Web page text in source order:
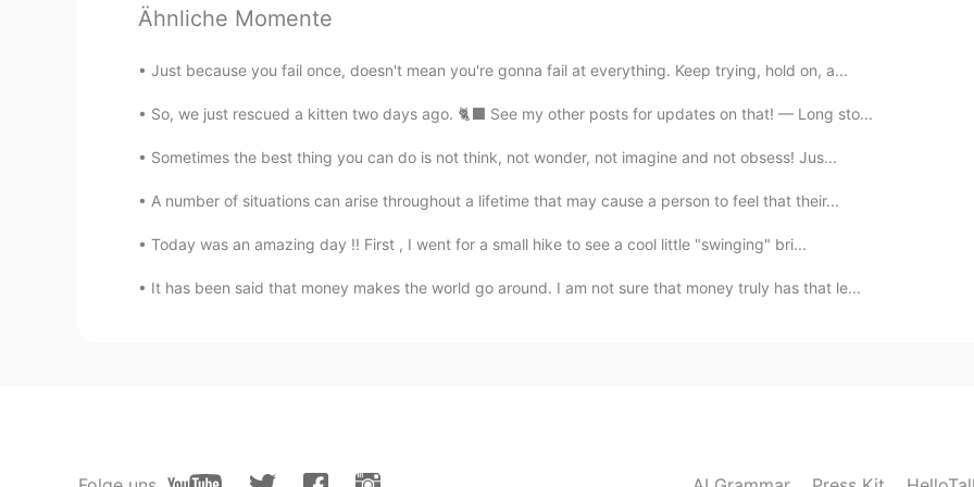
EN JP
@Masa マレーシア人です🇲🇾
JP EN
日本人の方？
MementoVitae 2019.09.15 06:25
彼とお近づきになるいいきっかけになったね😊
Ähnliche Momente
Just because you fail once, doesn't mean you're gonna fail at everything. Keep trying, hold on, a...
So, we just rescued a kitten two days ago. 🐈‍⬛ See my other posts for updates on that! — Long sto...
Sometimes the best thing you can do is not think, not wonder, not imagine and not obsess! Jus...
A number of situations can arise throughout a lifetime that may cause a person to feel that their...
Today was an amazing day !! First , I went for a small hike to see a cool little "swinging" bri...
It has been said that money makes the world go around. I am not sure that money truly has that le...